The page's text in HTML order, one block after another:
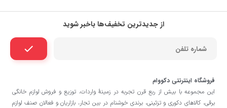
از جدیدترین تخفیف‌ها باخبر شوید
فروشگاه اینترنتی دکووام
این مجموعه با بيش از ربع قرن تجربه در زمينۀ واردات، توزيع و فروش لوازم خانگی
برقی، کالاهای دکوری و تزئینی، برندی خوشنام در بين تجار، بازاريان و فعالان صنف لوازم